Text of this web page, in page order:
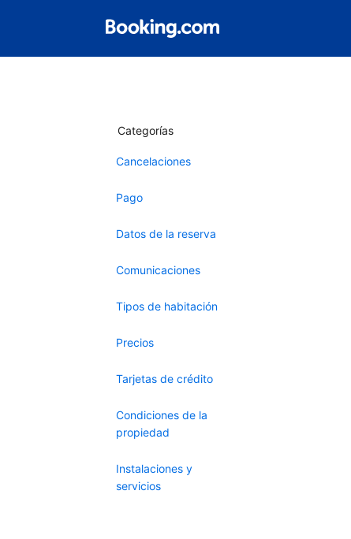
Categorías
Cancelaciones
Pago
Datos de la reserva
Comunicaciones
Tipos de habitación
Precios
Tarjetas de crédito
Condiciones de la
propiedad
Instalaciones y
servicios